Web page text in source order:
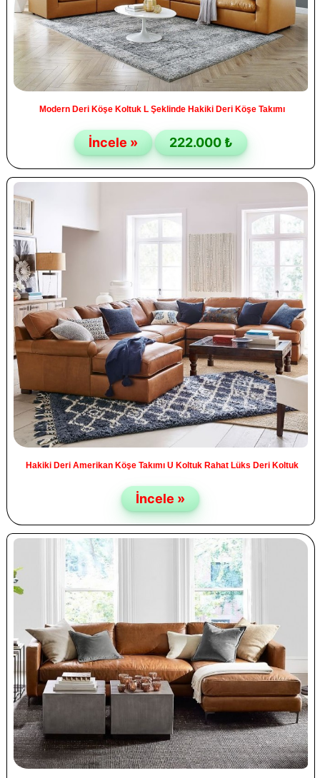
Modern Deri Köşe Koltuk L Şeklinde Hakiki Deri Köşe Takımı
İncele » 222.000 ₺
Hakiki Deri Amerikan Köşe Takımı U Koltuk Rahat Lüks Deri Koltuk
İncele »